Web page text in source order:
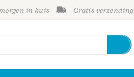
in huis Gratis